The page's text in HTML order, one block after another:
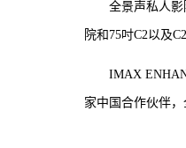
全景声私人
院和75吋C2以及
IMAX
家中国合作伙伴